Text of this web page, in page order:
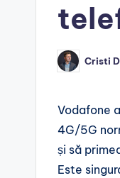
Posted
by
Cristi
Vodafone
4G/5G
și să
Este